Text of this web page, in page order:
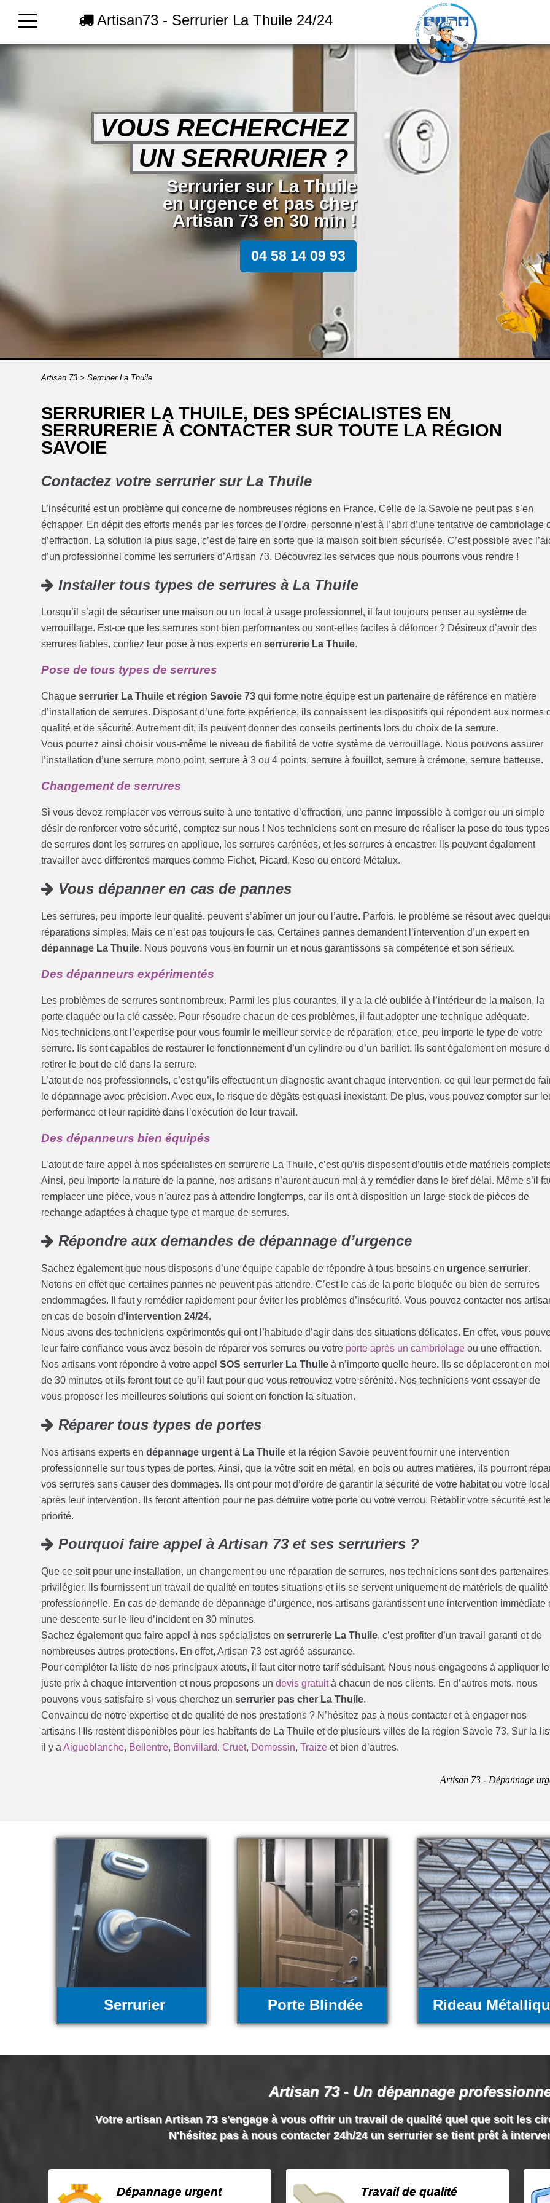
Artisan73 - Serrurier La Thuile 24/24
VOUS RECHERCHEZ
UN SERRURIER ?
Serrurier sur La Thuile
en urgence et pas cher
Artisan 73 en 30 min !
04 58 14 09 93
Artisan 73> Serrurier La Thuile
SERRURIER LA THUILE, DES SPÉCIALISTES EN
SERRURERIE À CONTACTER SUR TOUTE LA RÉGION
SAVOIE
Contactez votre serrurier sur La Thuile
L’insécurité est un problème qui concerne de nombreuses régions en France. Celle de la Savoie ne peut pas s’en
échapper. En dépit des efforts menés par les forces de l’ordre, personne n’est à l’abri d’une tentative de cambriolage
d’effraction. La solution la plus sage, c’est de faire en sorte que la maison soit bien sécurisée. C’est possible avec
d’un professionnel comme les serruriers d’Artisan 73. Découvrez les services que nous pourrons vous rendre !
Installer tous types de serrures à La Thuile
Lorsqu’il s’agit de sécuriser une maison ou un local à usage professionnel, il faut toujours penser au système de
verrouillage. Est-ce que les serrures sont bien performantes ou sont-elles faciles à défoncer ? Désireux d’avoir des
serrures fiables, confiez leur pose à nos experts enserrurerie La Thuile.
Pose de tous types de serrures
Chaqueserrurier La Thuile et région Savoie 73 qui forme notre équipe est un partenaire de référence en matière
d’installation de serrures. Disposant d’une forte expérience, ils connaissent les dispositifs qui répondent aux normes
qualité et de sécurité. Autrement dit, ils peuvent donner des conseils pertinents lors du choix de la serrure.
Vous pourrez ainsi choisir vous-même le niveau de fiabilité de votre système de verrouillage. Nous pouvons assurer
l’installation d’une serrure mono point, serrure à 3 ou 4 points, serrure à fouillot, serrure à crémone, serrure batteuse.
Changement de serrures
Si vous devez remplacer vos verrous suite à une tentative d’effraction, une panne impossible à corriger ou un simple
désir de renforcer votre sécurité, comptez sur nous ! Nos techniciens sont en mesure de réaliser la pose de tous types
de serrures dont les serrures en applique, les serrures carénées, et les serrures à encastrer. Ils peuvent également
travailler avec différentes marques comme Fichet, Picard, Keso ou encore Métalux.
Vous dépanner en cas de pannes
Les serrures, peu importe leur qualité, peuvent s’abîmer un jour ou l’autre. Parfois, le problème se résout avec
réparations simples. Mais ce n’est pas toujours le cas. Certaines pannes demandent l’intervention d’un expert en
dépannage La Thuile. Nous pouvons vous en fournir un et nous garantissons sa compétence et son sérieux.
Des dépanneurs expérimentés
Les problèmes de serrures sont nombreux. Parmi les plus courantes, il y a la clé oubliée à l’intérieur de la maison, la
porte claquée ou la clé cassée. Pour résoudre chacun de ces problèmes, il faut adopter une technique adéquate.
Nos techniciens ont l’expertise pour vous fournir le meilleur service de réparation, et ce, peu importe le type de votre
serrure. Ils sont capables de restaurer le fonctionnement d’un cylindre ou d’un barillet. Ils sont également en mesure
retirer le bout de clé dans la serrure.
L’atout de nos professionnels, c’est qu’ils effectuent un diagnostic avant chaque intervention, ce qui leur permet de
le dépannage avec précision. Avec eux, le risque de dégâts est quasi inexistant. De plus, vous pouvez compter sur
performance et leur rapidité dans l’exécution de leur travail.
Des dépanneurs bien équipés
L’atout de faire appel à nos spécialistes en serrurerie La Thuile, c’est qu’ils disposent d’outils et de matériels
Ainsi, peu importe la nature de la panne, nos artisans n’auront aucun mal à y remédier dans le bref délai. Même s’il
remplacer une pièce, vous n’aurez pas à attendre longtemps, car ils ont à disposition un large stock de pièces de
rechange adaptées à chaque type et marque de serrures.
Répondre aux demandes de dépannage d’urgence
Sachez également que nous disposons d’une équipe capable de répondre à tous besoins en urgence serrurier.
Notons en effet que certaines pannes ne peuvent pas attendre. C’est le cas de la porte bloquée ou bien de serrures
endommagées. Il faut y remédier rapidement pour éviter les problèmes d’insécurité. Vous pouvez contacter nos
en cas de besoin d’intervention 24/24.
Nous avons des techniciens expérimentés qui ont l’habitude d’agir dans des situations délicates. En effet, vous
leur faire confiance vous avez besoin de réparer vos serrures ou votre porte après un cambriolage ou une effraction.
Nos artisans vont répondre à votre appelSOS serrurier La Thuile à n’importe quelle heure. Ils se déplaceront en
de 30 minutes et ils feront tout ce qu’il faut pour que vous retrouviez votre sérénité. Nos techniciens vont essayer de
vous proposer les meilleures solutions qui soient en fonction la situation.
Réparer tous types de portes
Nos artisans experts endépannage urgent à La Thuile et la région Savoie peuvent fournir une intervention
professionnelle sur tous types de portes. Ainsi, que la vôtre soit en métal, en bois ou autres matières, ils pourront
vos serrures sans causer des dommages. Ils ont pour mot d’ordre de garantir la sécurité de votre habitat ou votre local
après leur intervention. Ils feront attention pour ne pas détruire votre porte ou votre verrou. Rétablir votre sécurité est
priorité.
Pourquoi faire appel à Artisan 73 et ses serruriers ?
Que ce soit pour une installation, un changement ou une réparation de serrures, nos techniciens sont des partenaires
privilégier. Ils fournissent un travail de qualité en toutes situations et ils se servent uniquement de matériels de qualité
professionnelle. En cas de demande de dépannage d’urgence, nos artisans garantissent une intervention immédiate
une descente sur le lieu d’incident en 30 minutes.
Sachez également que faire appel à nos spécialistes enserrurerie La Thuile, c’est profiter d’un travail garanti et de
nombreuses autres protections. En effet, Artisan 73 est agréé assurance.
Pour compléter la liste de nos principaux atouts, il faut citer notre tarif séduisant. Nous nous engageons à appliquer le
juste prix à chaque intervention et nous proposons undevis gratuità chacun de nos clients. En d’autres mots, nous
pouvons vous satisfaire si vous cherchez unserrurier pas cher La Thuile.
Convaincu de notre expertise et de qualité de nos prestations ? N’hésitez pas à nous contacter et à engager nos
artisans ! Ils restent disponibles pour les habitants de La Thuile et de plusieurs villes de la région Savoie 73. Sur la
il y aAigueblanche, Bellentre, Bonvillard,Cruet, Domessin,Traize et bien d’autres.
Artisan 73 - Dépannage
Serrurier Porte Blindée Rideau
Artisan 73 - Un dépannage
Votre artisan Artisan 73 s'engage à vous offrir un travail de qualité quel que soit les
N'hésitez pas à nous contacter 24h/24 un serrurier se tient prêt à
Dépannage urgent Travail de qualité